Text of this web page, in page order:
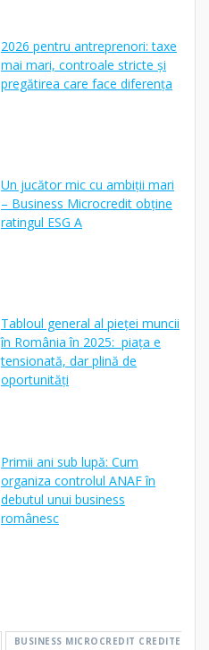
2026 pentru antreprenori: taxe
mai mari, controale stricte și
pregătirea care face diferența
Un jucător mic cu ambiții mari
– Business Microcredit obține
ratingul ESG A
Tabloul general al pieței muncii
în România în 2025: piața e
tensionată, dar plină de
oportunități
Primii ani sub lupă: Cum
organiza controlul ANAF în
debutul unui business
românesc
BUSINESS MICROCREDIT CREDITE